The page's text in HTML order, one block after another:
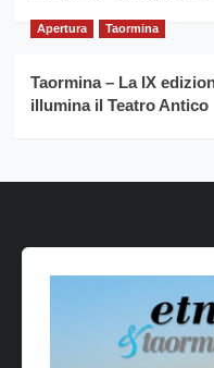
Apertura Taormina
Taormina – La IX
illumina il Teatro Antico